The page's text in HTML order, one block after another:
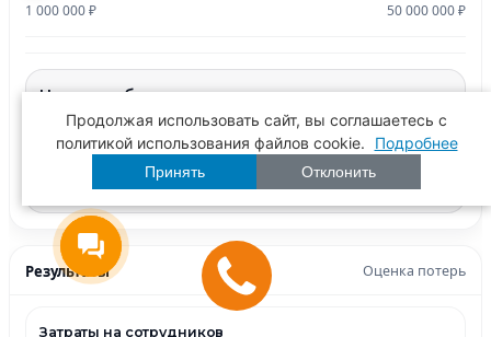
1 000 000 ₽ 50 000 000 ₽
Цена ошибки
Вероятность отказа Минпромторга при
самостоятельной подаче — 80%
В 4 из 5 случаев компания теряет время и вынуждена
переделывать заявку
Результаты Оценка потерь
Затраты на сотрудников
Продолжая использовать сайт, вы соглашаетесь c
политикой использования файлов cookie.
Подробнее
Принять Отклонить